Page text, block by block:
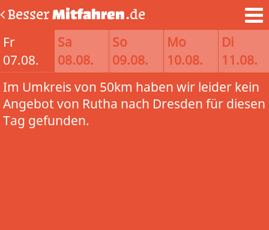
BesserMitfahren.de
Fr
07.08.
Sa
08.08.
So
09.08.
Mo
10.08.
Di
11.08.
Im Umkreis von 50km haben wir leider kein
Angebot von Rutha nach Dresden für diesen
Tag gefunden.